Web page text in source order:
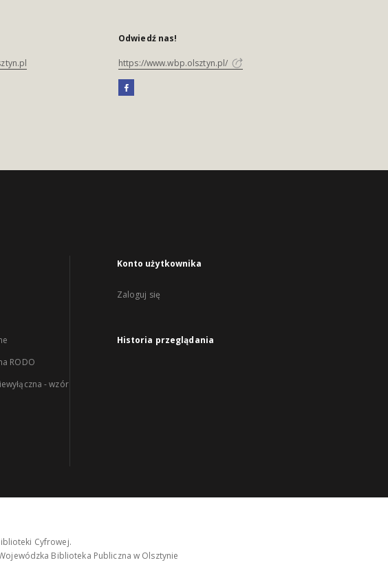
Odwiedź nas!
https://www.wbp.olsztyn.pl/
RODO
- wzór
Konto użytkownika
Zaloguj się
Historia przeglądania
Cyfrowej.
Biblioteka Publiczna w Olsztynie